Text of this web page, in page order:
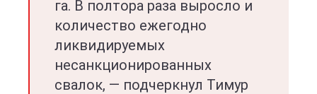
га. В полтора раза выросло и
количество ежегодно
ликвидируемых
несанкционированных
свалок, — подчеркнул Тимур